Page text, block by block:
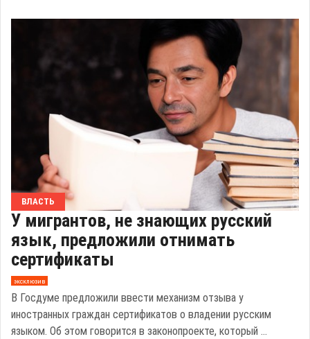
ВЛАСТЬ
У мигрантов, не знающих русский
язык, предложили отнимать
сертификаты
эксклюзив
В Госдуме предложили ввести механизм отзыва у
иностранных граждан сертификатов о владении русским
языком. Об этом говорится в законопроекте, который ...